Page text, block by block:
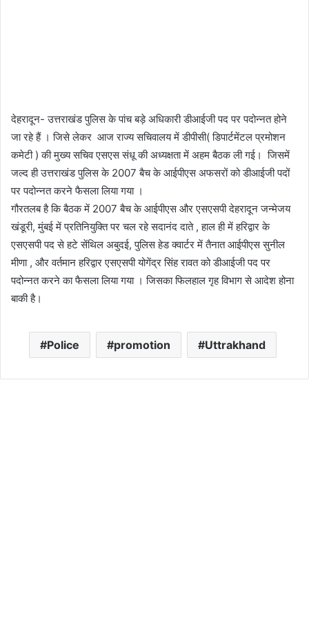
देहरादून- उत्तराखंड पुलिस के पांच बड़े अधिकारी डीआईजी पद पर पदोन्नत होने
जा रहे हैं । जिसे लेकर आज राज्य सचिवालय में डीपीसी( डिपार्टमेंटल प्रमोशन
कमेटी ) की मुख्य सचिव एसएस संधू की अध्यक्षता में अहम बैठक ली गई। जिसमें
जल्द ही उत्तराखंड पुलिस के 2007 बैच के आईपीएस अफसरों को डीआईजी पदों
पर पदोन्नत करने फैसला लिया गया ।
गौरतलब है कि बैठक में 2007 बैच के आईपीएस और एसएसपी देहरादून जन्मेजय
खंडूरी, मुंबई में प्रतिनियुक्ति पर चल रहे सदानंद दाते , हाल ही में हरिद्वार के
एसएसपी पद से हटे सेंथिल अबुदई, पुलिस हेड क्वार्टर में तैनात आईपीएस सुनील
मीणा , और वर्तमान हरिद्वार एसएसपी योगेंद्र सिंह रावत को डीआईजी पद पर
पदोन्नत करने का फैसला लिया गया । जिसका फिलहाल गृह विभाग से आदेश होना
बाकी है।
Police promotion Uttrakhand